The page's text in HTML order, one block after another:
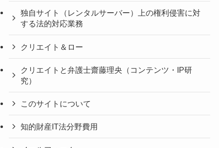
独自サイト（レンタルサーバー）上の権利侵害に対
する法的対応業務
クリエイト＆ロー
クリエイトと弁護士齋藤理央（コンテンツ・IP研
究）
このサイトについて
知的財産IT法分野費用